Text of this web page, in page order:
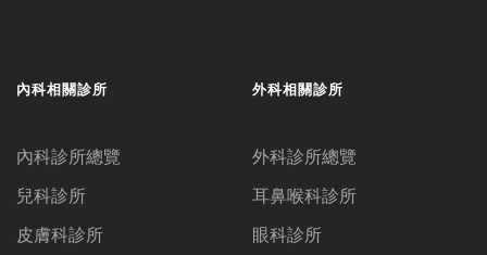
內科相關診所
內科診所總覽
兒科診所
皮膚科診所
外科相關診所
外科診所總覽
耳鼻喉科診所
眼科診所